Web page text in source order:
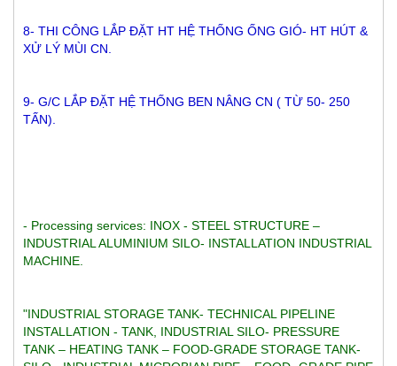
8- THI CÔNG LẮP ĐẶT HT HỆ THỐNG ỐNG GIÓ- HT HÚT &
XỬ LÝ MÙI CN.
9- G/C LẮP ĐẶT HỆ THỐNG BEN NÂNG CN ( TỪ 50- 250
TẤN).
- Processing services: INOX - STEEL STRUCTURE –
INDUSTRIAL ALUMINIUM SILO- INSTALLATION INDUSTRIAL
MACHINE.
"INDUSTRIAL STORAGE TANK- TECHNICAL PIPELINE
INSTALLATION - TANK, INDUSTRIAL SILO- PRESSURE
TANK – HEATING TANK – FOOD-GRADE STORAGE TANK-